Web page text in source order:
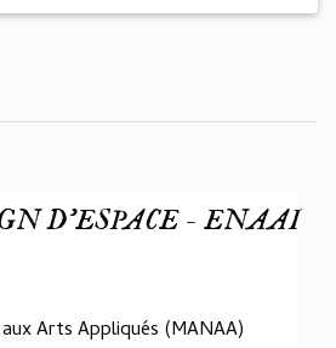
D'ESPACE - ENAAI
Arts Appliqués (MANAA)